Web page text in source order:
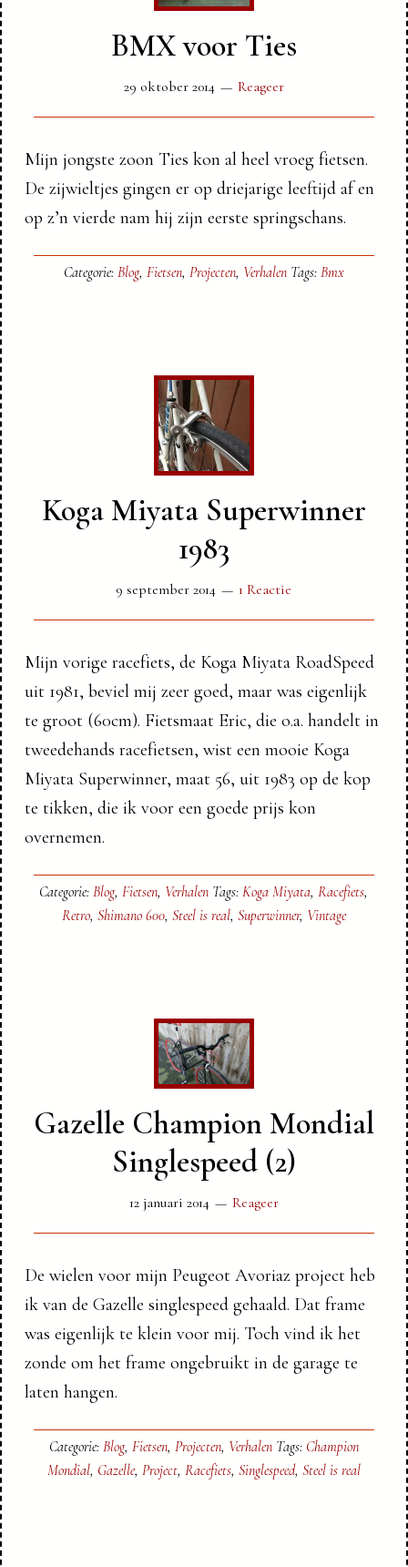
BMX voor Ties
29 oktober 2014 Reageer
Mijn jongste zoon Ties kon al heel vroeg fietsen.
De zijwieltjes gingen er op driejarige leeftijd af en
op z’n vierde nam hij zijn eerste springschans.
Categorie: Blog, Fietsen, Projecten, Verhalen Tags: Bmx
Koga Miyata Superwinner
1983
9 september 2014 1 Reactie
Mijn vorige racefiets, de Koga Miyata RoadSpeed
uit 1981, beviel mij zeer goed, maar was eigenlijk
te groot (60cm). Fietsmaat Eric, die o.a. handelt in
tweedehands racefietsen, wist een mooie Koga
Miyata Superwinner, maat 56, uit 1983 op de kop
te tikken, die ik voor een goede prijs kon
overnemen.
Categorie:Blog,Fietsen, Verhalen Tags:Koga Miyata,Racefiets,
Retro, Shimano 600, Steel is real, Superwinner, Vintage
Gazelle Champion Mondial
Singlespeed (2)
12 januari 2014 Reageer
De wielen voor mijn Peugeot Avoriaz project heb
ik van de Gazelle singlespeed gehaald. Dat frame
was eigenlijk te klein voor mij. Toch vind ik het
zonde om het frame ongebruikt in de garage te
laten hangen.
Categorie: Blog, Fietsen, Projecten, Verhalen Tags: Champion
Mondial, Gazelle, Project, Racefiets, Singlespeed, Steel is real